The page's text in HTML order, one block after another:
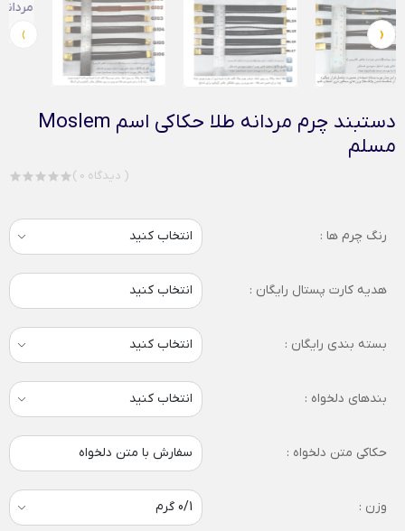
‹
›
دستبند چرم مردانه طلا حکاکی اسم Moslem
مسلم
( 0 دیدگاه )
رنگ چرم ها :
هدیه کارت پستال رایگان : انتخاب کنید
بسته بندی رایگان :
بندهای دلخواه :
حکاکی متن دلخواه : سفارش با متن دلخواه
وزن :